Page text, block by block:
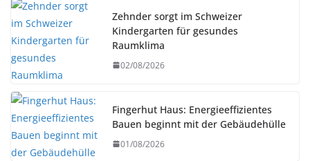
Zehnder sorgt im Schweizer
Kindergarten für gesundes
Raumklima
02/08/2026
Fingerhut Haus: Energieeffizientes
Bauen beginnt mit der Gebäudehülle
01/08/2026